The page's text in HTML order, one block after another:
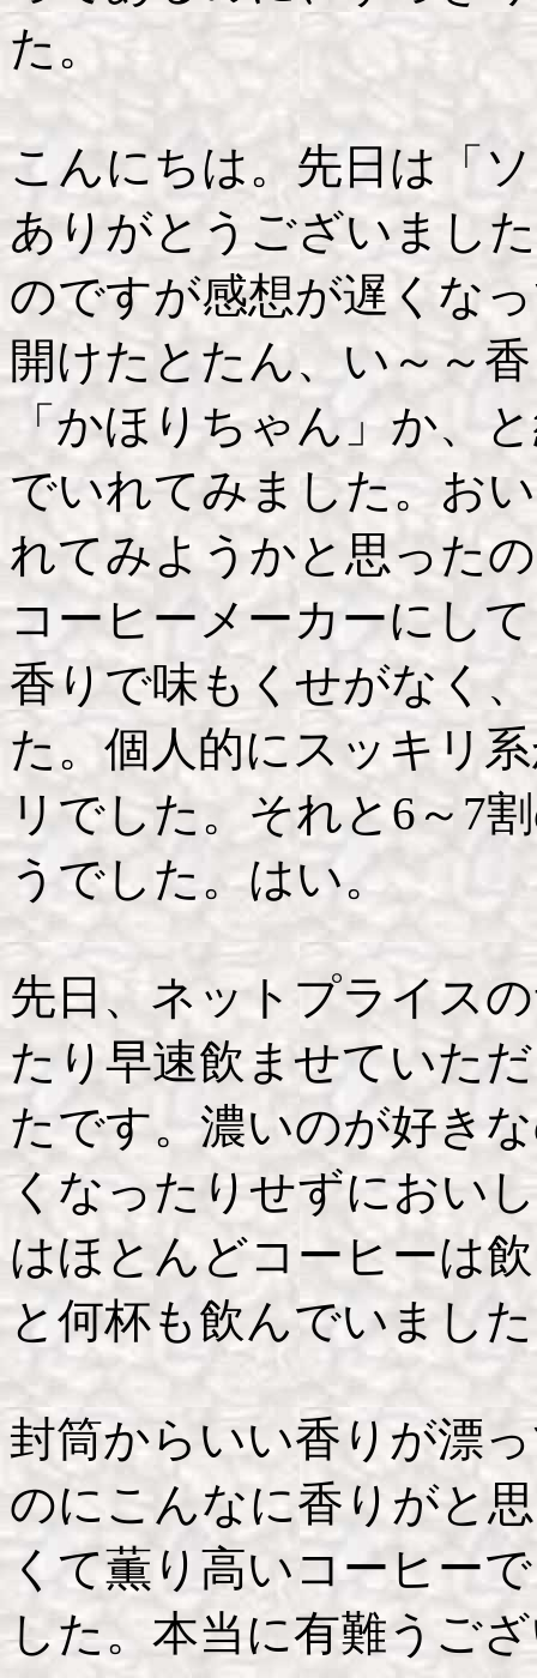
た。
こんにちは。先日は「
ありがとうございまし
のですが感想が遅くな
開けたとたん、い～～
「かほりちゃん」か、
でいれてみました。お
れてみようかと思った
コーヒーメーカーにし
香りで味もくせがなく
た。個人的にスッキリ
リでした。それと6～7
うでした。はい。
先日、ネットプライス
たり早速飲ませていた
たです。濃いのが好き
くなったりせずにおい
はほとんどコーヒーは
と何杯も飲んでいまし
封筒からいい香りが漂
のにこんなに香りがと
くて薫り高いコーヒー
した。本当に有難うご